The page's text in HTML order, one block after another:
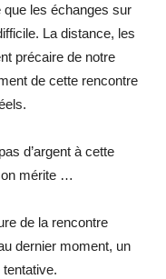
les échanges sur
La distance, les
précaire de notre
de cette rencontre
d’argent à cette
mérite …
de la rencontre
dernier moment, un